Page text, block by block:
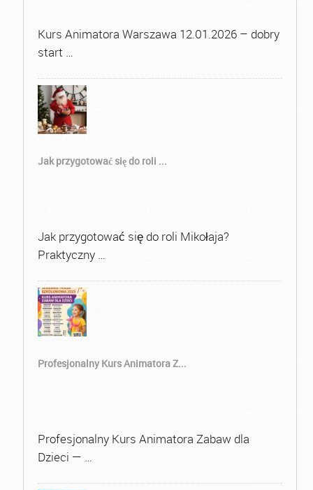
Kurs Animatora Warszawa 12.01.2026 – dobry
start …
Jak przygotować się do roli ...
Jak przygotować się do roli Mikołaja?
Praktyczny …
Profesjonalny Kurs Animatora Z...
Profesjonalny Kurs Animatora Zabaw dla
Dzieci — …